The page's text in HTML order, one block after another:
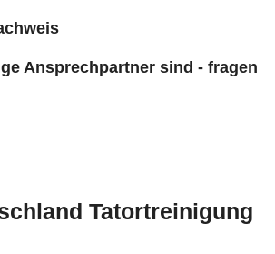
Ansprechpartner sind - fragen
Tatortreinigung